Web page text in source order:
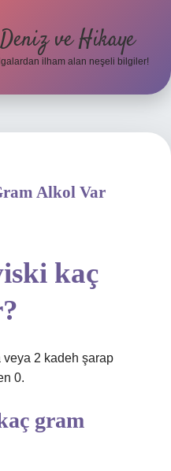
Deniz ve Hikaye
ilham alan neşeli bilgiler!
Alkol Var
kaç
veya 2 kadeh şarap
0.
gram